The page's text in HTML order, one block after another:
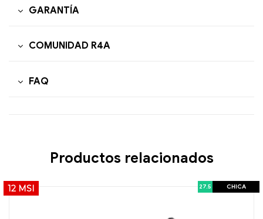
GARANTÍA
COMUNIDAD R4A
FAQ
Productos relacionados
12 MSI 27.5 CHICA